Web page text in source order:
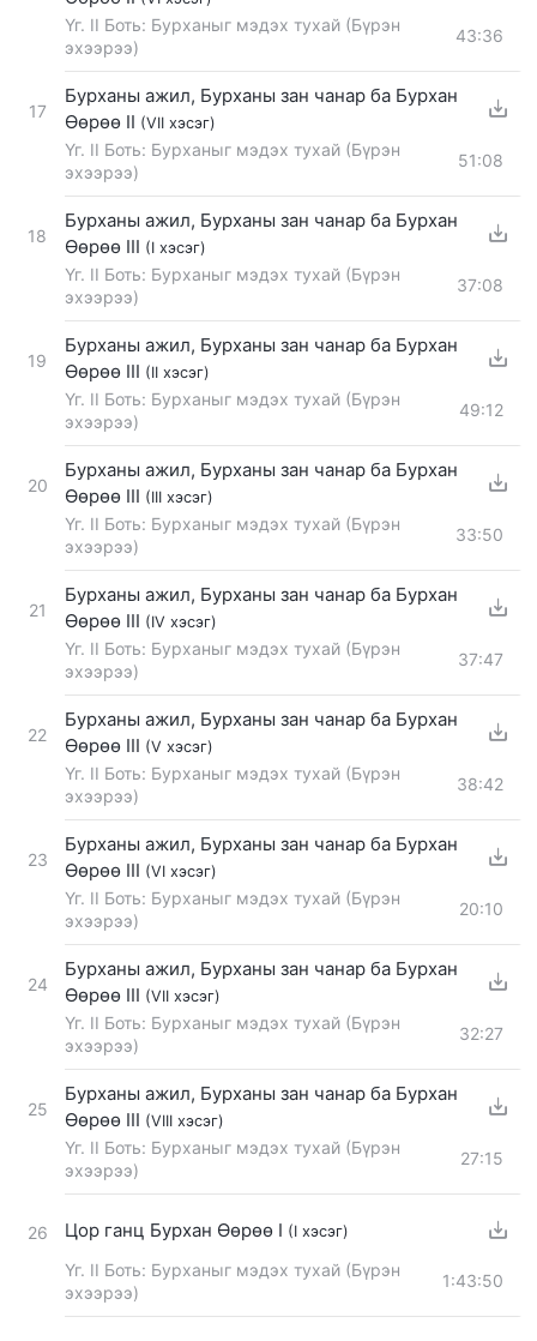
Үг. II Боть: Бурханыг мэдэх тухай (Бүрэн
эхээрээ)
43:36
17
Бурханы ажил, Бурханы зан чанар ба Бурхан
Өөрөө II (VII хэсэг)
Үг. II Боть: Бурханыг мэдэх тухай (Бүрэн
эхээрээ)
51:08
18
Бурханы ажил, Бурханы зан чанар ба Бурхан
Өөрөө III (I хэсэг)
Үг. II Боть: Бурханыг мэдэх тухай (Бүрэн
эхээрээ)
37:08
19
Бурханы ажил, Бурханы зан чанар ба Бурхан
Өөрөө III (II хэсэг)
Үг. II Боть: Бурханыг мэдэх тухай (Бүрэн
эхээрээ)
49:12
20
Бурханы ажил, Бурханы зан чанар ба Бурхан
Өөрөө III (III хэсэг)
Үг. II Боть: Бурханыг мэдэх тухай (Бүрэн
эхээрээ)
33:50
21
Бурханы ажил, Бурханы зан чанар ба Бурхан
Өөрөө III (IV хэсэг)
Үг. II Боть: Бурханыг мэдэх тухай (Бүрэн
эхээрээ)
37:47
22
Бурханы ажил, Бурханы зан чанар ба Бурхан
Өөрөө III (V хэсэг)
Үг. II Боть: Бурханыг мэдэх тухай (Бүрэн
эхээрээ)
38:42
23
Бурханы ажил, Бурханы зан чанар ба Бурхан
Өөрөө III (VI хэсэг)
Үг. II Боть: Бурханыг мэдэх тухай (Бүрэн
эхээрээ)
20:10
24
Бурханы ажил, Бурханы зан чанар ба Бурхан
Өөрөө III (VII хэсэг)
Үг. II Боть: Бурханыг мэдэх тухай (Бүрэн
эхээрээ)
32:27
25
Бурханы ажил, Бурханы зан чанар ба Бурхан
Өөрөө III (VIII хэсэг)
Үг. II Боть: Бурханыг мэдэх тухай (Бүрэн
эхээрээ)
27:15
26 Цор ганц Бурхан Өөрөө I (I хэсэг)
Үг. II Боть: Бурханыг мэдэх тухай (Бүрэн
эхээрээ)
1:43:50